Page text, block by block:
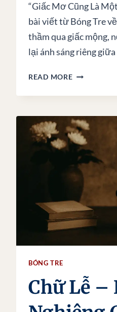
“Giấc Mơ Cũng Là
bài viết từ Bóng Tre
thầm qua giấc mộng,
lại ánh sáng riêng
READ MORETỪ
GIẤC
CŨNG
LÀ
MỘT
CUỘC
KHÁNG
CỰ
BÓNG TRE
Chữ Lễ –